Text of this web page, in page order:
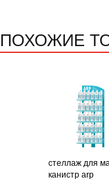
ПОХОЖИЕ
стеллаж для
канистр arp